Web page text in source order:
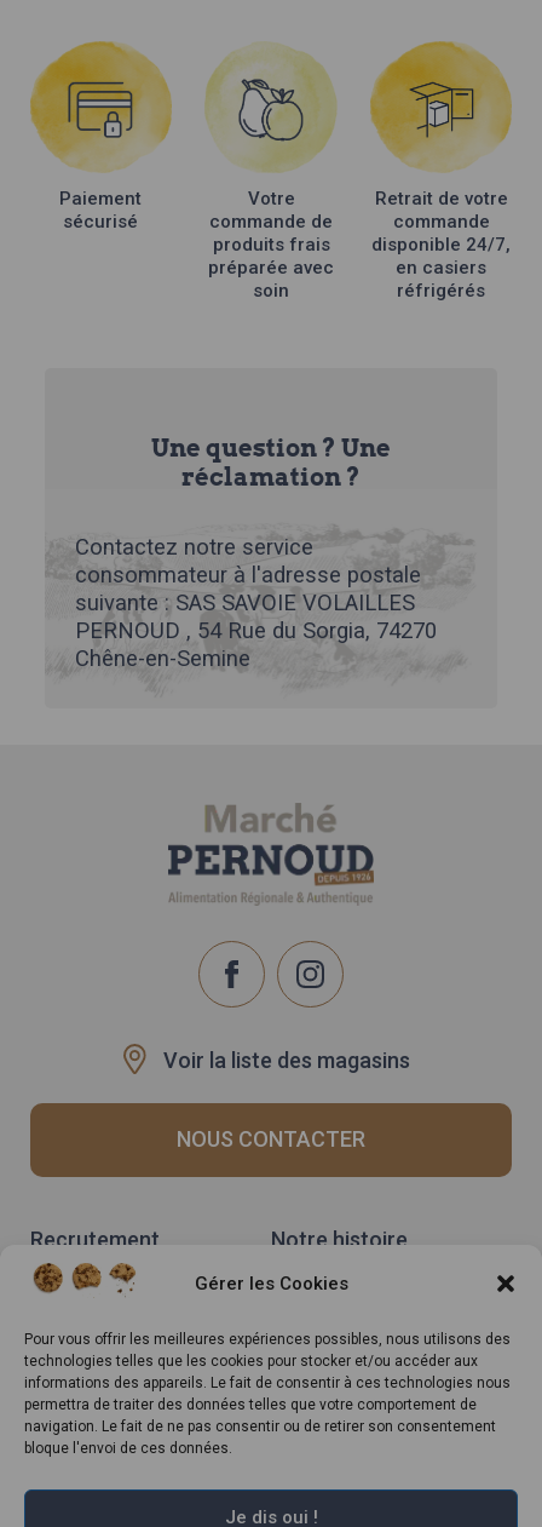
Gérer les Cookies
Pour vous offrir les meilleures expériences possibles, nous utilisons des
technologies telles que les cookies pour stocker et/ou accéder aux
informations des appareils. Le fait de consentir à ces technologies nous
permettra de traiter des données telles que votre comportement de
navigation. Le fait de ne pas consentir ou de retirer son consentement
bloque l'envoi de ces données.
Je dis oui !
Paiement
sécurisé
Votre
commande de
produits frais
préparée avec
soin
Retrait de votre
commande
disponible 24/7,
en casiers
réfrigérés
Une question ? Une
réclamation ?
Contactez notre service
consommateur à l'adresse postale
suivante : SAS SAVOIE VOLAILLES
PERNOUD , 54 Rue du Sorgia, 74270
Chêne-en-Semine
Voir la liste des magasins
NOUS CONTACTER
Recrutement
Rappels produits
Notre histoire
Le Mag
newsletter